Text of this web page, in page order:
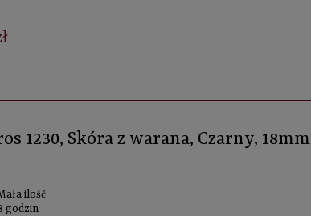
1230, Skóra z warana, Czarny, 18mm
ilość
godzin